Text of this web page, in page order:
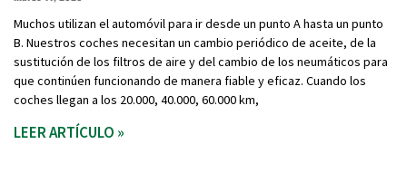
Muchos utilizan el automóvil para ir desde un punto A hasta un punto
B. Nuestros coches necesitan un cambio periódico de aceite, de la
sustitución de los filtros de aire y del cambio de los neumáticos para
que continúen funcionando de manera fiable y eficaz. Cuando los
coches llegan a los 20.000, 40.000, 60.000 km,
LEER ARTÍCULO »